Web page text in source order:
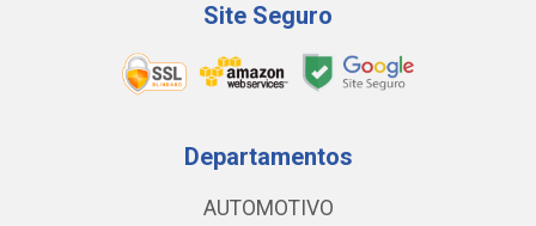
Site Seguro
Departamentos
AUTOMOTIVO